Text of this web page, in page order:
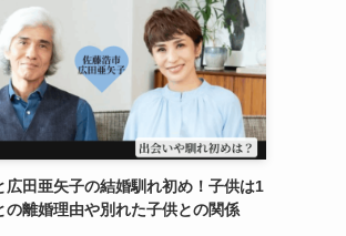
広田亜矢子の結婚馴れ初め！子供は1
の離婚理由や別れた子供との関係